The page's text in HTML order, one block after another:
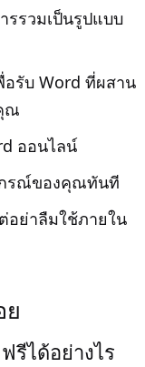
รวมเป็นรูปแบบ
อรับ Word ที่ผสาน
ณ
ออนไลน์
กรณ์ของคุณทันที
อย่าลืมใช้ภายใน
รีได้อย่างไร